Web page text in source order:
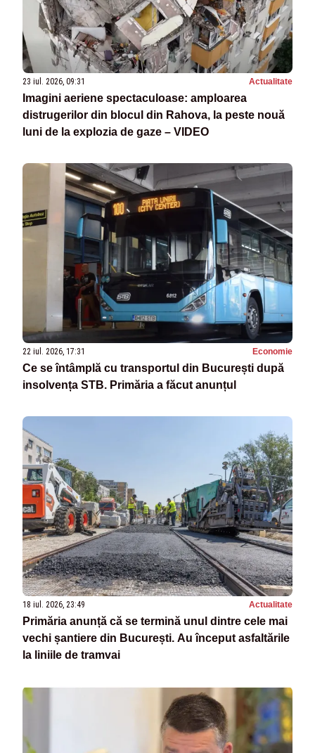
23 iul. 2026, 09:31 Actualitate
Imagini aeriene spectaculoase: amploarea
distrugerilor din blocul din Rahova, la peste nouă
luni de la explozia de gaze – VIDEO
22 iul. 2026, 17:31 Economie
Ce se întâmplă cu transportul din București după
insolvența STB. Primăria a făcut anunțul
18 iul. 2026, 23:49 Actualitate
Primăria anunță că se termină unul dintre cele mai
vechi șantiere din București. Au început asfaltările
la liniile de tramvai